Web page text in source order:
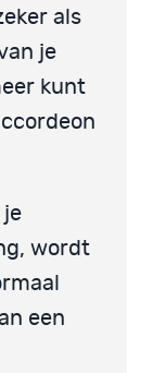
als
je
kunt
je
wordt
een